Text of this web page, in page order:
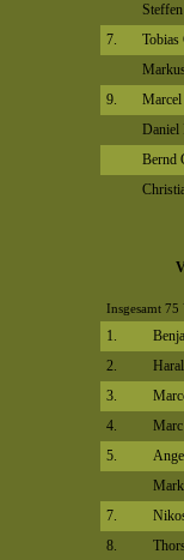
7.
Tobias
9.
Marcel
Daniel
Bernd
Insgesamt
1.
2.
3.
4.
5.
7.
8.